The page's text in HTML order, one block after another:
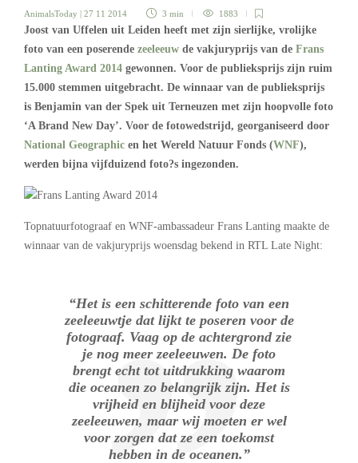
AnimalsToday | 27 11 2014 3 min 1883
Joost van Uffelen uit Leiden heeft met zijn sierlijke, vrolijke
foto van een poserende zeeleeuw de vakjuryprijs van de Frans
Lanting Award 2014 gewonnen. Voor de publieksprijs zijn ruim
15.000 stemmen uitgebracht. De winnaar van de publieksprijs
is Benjamin van der Spek uit Terneuzen met zijn hoopvolle foto
‘A Brand New Day’. Voor de fotowedstrijd, georganiseerd door
National Geographic en het Wereld Natuur Fonds (WNF),
werden bijna vijfduizend foto?s ingezonden.
Topnatuurfotograaf en WNF-ambassadeur Frans Lanting maakte de
winnaar van de vakjuryprijs woensdag bekend in RTL Late Night:
“Het is een schitterende foto van een
zeeleeuwtje dat lijkt te poseren voor de
fotograaf. Vaag op de achtergrond zie
je nog meer zeeleeuwen. De foto
brengt echt tot uitdrukking waarom
die oceanen zo belangrijk zijn. Het is
vrijheid en blijheid voor deze
zeeleeuwen, maar wij moeten er wel
voor zorgen dat ze een toekomst
hebben in de oceanen.”